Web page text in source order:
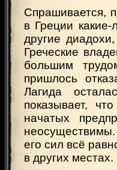
Спрашивается,
в Греции
другие
Греческие
большим
пришлось
Лагида
показывает,
начатых
его сил всё
в других местах.